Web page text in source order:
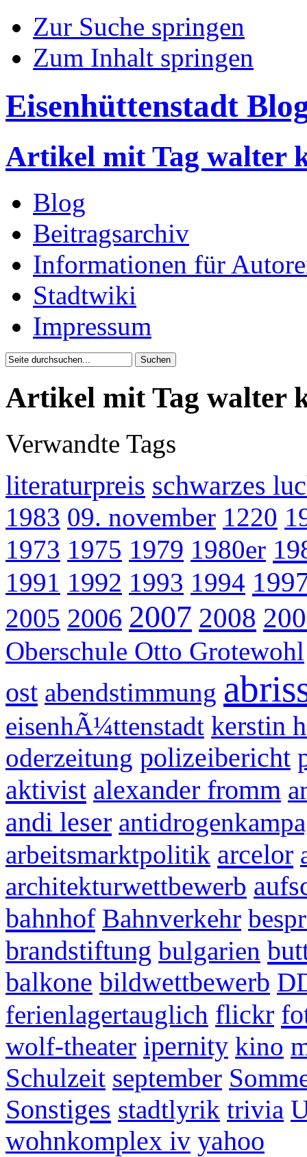
Zur Suche springen
Zum Inhalt springen
Eisenhüttenstadt
Artikel mit Tag walter
Blog
Beitragsarchiv
Informationen für
Stadtwiki
Impressum
Artikel mit Tag walter
Verwandte Tags
literaturpreis schwarzes
1983 09. november 1220
1973 1975 1979 1980er
1991 1992 1993 1994
2005 2006 2007 2008
Oberschule Otto Grotewohl
ost abendstimmung
eisenhÃ¼ttenstadt kerstin
oderzeitung polizeibericht
aktivist alexander fromm
andi leser
arbeitsmarktpolitik arcelor
architekturwettbewerb
bahnhof Bahnverkehr
brandstiftung bulgarien
balkone bildwettbewerb
ferienlagertauglich flickr
wolf-theater ipernity kino
Schulzeit september
Sonstiges stadtlyrik trivia
wohnkomplex iv yahoo